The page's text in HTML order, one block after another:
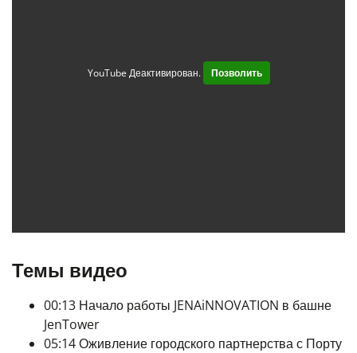
YouTube Деактивирован. Позволить
Темы видео
00:13 Начало работы JENAiNNOVATION в башне
JenTower
05:14 Оживление городского партнерства с Порту